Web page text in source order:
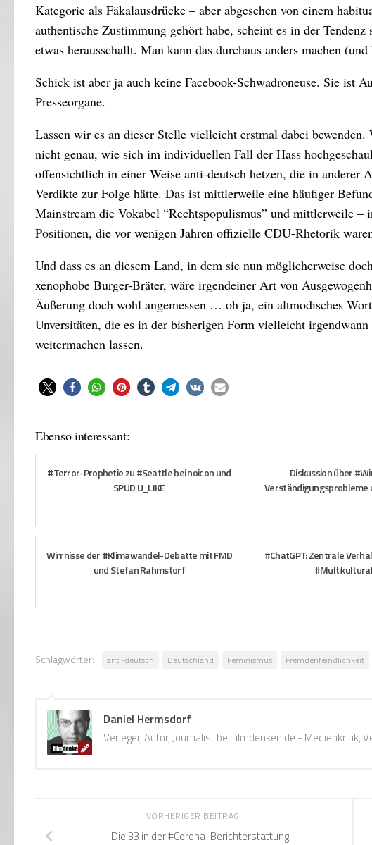
Kategorie als Fäkalausdrücke – aber abgesehen von einem
authentische Zustimmung gehört habe, scheint es in der
etwas herausschallt. Man kann das durchaus anders machen
Schick ist aber ja auch keine Facebook-Schwadroneuse. Sie ist
Presseorgane.
Lassen wir es an dieser Stelle vielleicht erstmal dabei
nicht genau, wie sich im individuellen Fall der Hass
offensichtlich in einer Weise anti-deutsch hetzen, die in anderer
Verdikte zur Folge hätte. Das ist mittlerweile eine häufiger
Mainstream die Vokabel “Rechtspopulismus” und mittlerweile
Positionen, die vor wenigen Jahren offizielle CDU-Rhetorik
Und dass es an diesem Land, in dem sie nun möglicherweise
xenophobe Burger-Bräter, wäre irgendeiner Art von
Äußerung doch wohl angemessen … oh ja, ein altmodisches
Unversitäten, die es in der bisherigen Form vielleicht
weitermachen lassen.
Ebenso interessant:
#Terror-Prophetie zu #Seattle bei noicon und
SPUD U_LIKE
Diskussion über
Verständigungsprobleme
Wirrnisse der #Klimawandel-Debatte mit FMD
und Stefan Rahmstorf
#ChatGPT: Zentrale
Schlagwörter: anti-deutsch Deutschland Feminismus Fremdenfeindlichkeit
Daniel Hermsdorf
Verleger, Autor, Journalist bei filmdenken.de - Medienkritik,
VORHERIGER BEITRAG
Die 33 in der #Corona-Berichterstattung